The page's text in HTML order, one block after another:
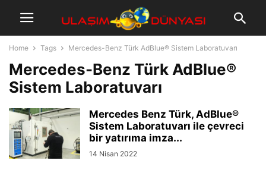
Home Tags Mercedes-Benz Türk AdBlue® Sistem Laboratuvarı
Mercedes-Benz Türk AdBlue®
Sistem Laboratuvarı
Mercedes Benz Türk, AdBlue®
Sistem Laboratuvarı ile çevreci
bir yatırıma imza...
14 Nisan 2022